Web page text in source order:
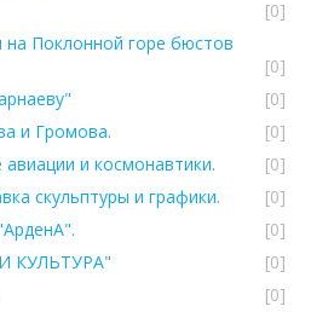
[0]
Поклонной горе бюстов
[0]
[0]
и Громова.
[0]
и космонавтики.
[0]
скульптуры и графики.
[0]
[0]
КУЛЬТУРА"
[0]
[0]